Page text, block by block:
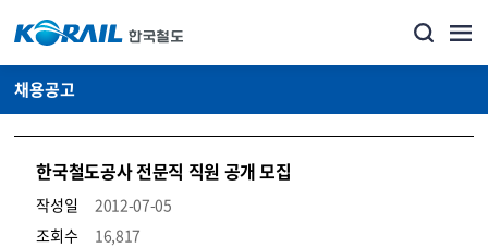
채용공고
한국철도공사 전문직 직원 공개 모집
작성일
2012-07-05
조회수
16,817